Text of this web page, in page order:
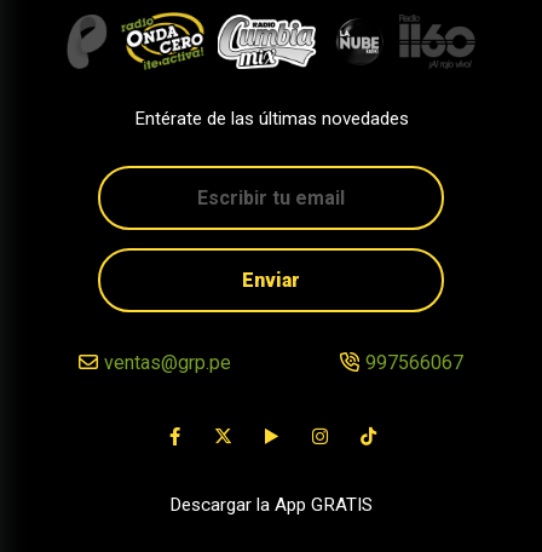
Entérate de las últimas novedades
Enviar
ventas@grp.pe 997566067
Descargar la App GRATIS